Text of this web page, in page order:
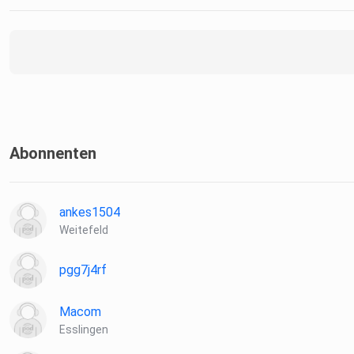
Abonnenten
ankes1504
Weitefeld
pgg7j4rf
Macom
Esslingen